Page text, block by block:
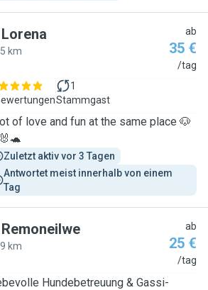
Lorena
km
ab
35 €
/tag
1
Stammgast
of love and fun at the same place 🐶
Zuletzt aktiv vor 3 Tagen
Antwortet meist innerhalb von einem
Tag
Remoneilwe
km
ab
25 €
/tag
Hundebetreuung & Gassi-